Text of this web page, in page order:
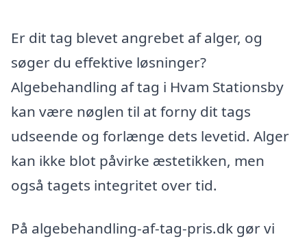
Er dit tag blevet angrebet af alger, og
søger du effektive løsninger?
Algebehandling af tag i Hvam Stationsby
kan være nøglen til at forny dit tags
udseende og forlænge dets levetid. Alger
kan ikke blot påvirke æstetikken, men
også tagets integritet over tid.
På algebehandling-af-tag-pris.dk gør vi